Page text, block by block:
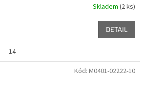
Skladem (2 ks)
DETAIL
14
Kód: M0401-02222-10